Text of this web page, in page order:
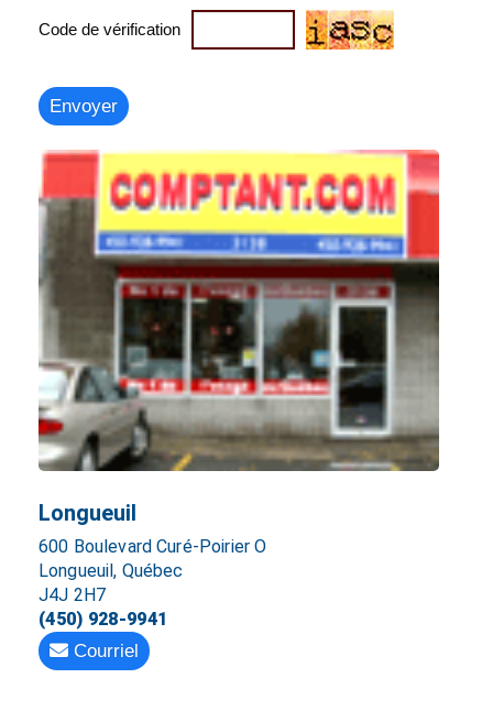
Code de vérification
Longueuil
600 Boulevard Curé-Poirier O
Longueuil, Québec
J4J 2H7
(450) 928-9941
Courriel